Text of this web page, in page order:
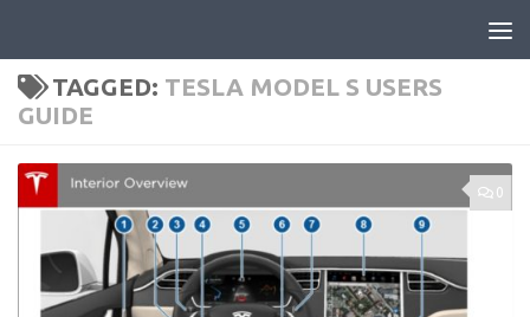
TAGGED: TESLA MODEL S USERS
GUIDE
0